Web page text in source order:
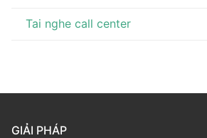
Tai nghe call center
GIẢI PHÁP